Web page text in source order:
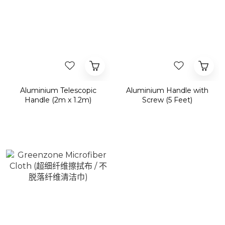
Aluminium Telescopic
Handle (2m x 1.2m)
Aluminium Handle with
Screw (5 Feet)